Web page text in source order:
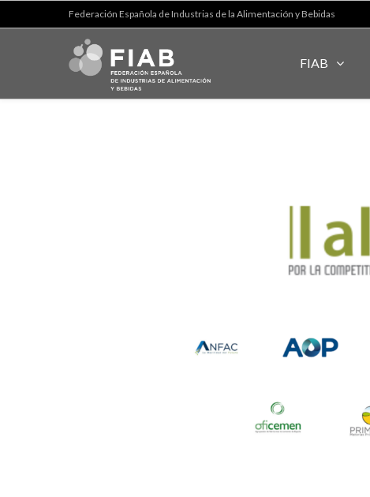
Federación Española de Industrias de la Alimentación y Bebidas
FIAB